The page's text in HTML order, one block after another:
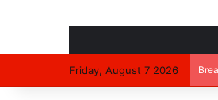
Friday, August 7 2026